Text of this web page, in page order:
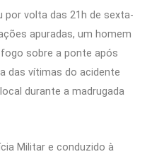
por volta das 21h de sexta-
apuradas, um homem
sobre a ponte após
das vítimas do acidente
durante a madrugada
Militar e conduzido à